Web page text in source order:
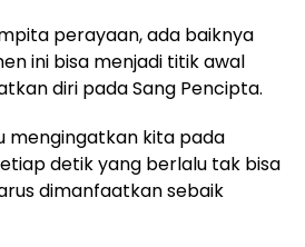
perayaan, ada baiknya
ini bisa menjadi titik awal
diri pada Sang Pencipta.
mengingatkan kita pada
detik yang berlalu tak bisa
dimanfaatkan sebaik